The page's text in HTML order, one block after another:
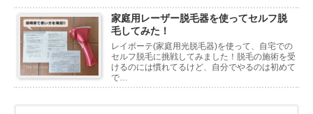
家庭用レーザー脱毛器を使ってセルフ脱
毛してみた！
レイボーテ(家庭用光脱毛器)を使って、自宅での
セルフ脱毛に挑戦してみました！脱毛の施術を受
けるのには慣れてるけど、自分でやるのは初めて
で…